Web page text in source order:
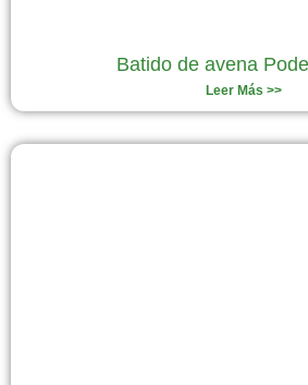
Batido de avena
Leer Más >>